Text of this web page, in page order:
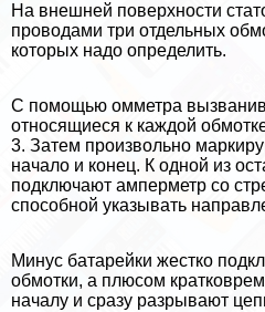
На внешней поверхности
проводами три отдельных
которых надо определить.
С помощью омметра
относящиеся к каждой
3. Затем произвольно
начало и конец. К одной из
подключают амперметр со
способной указывать
Минус батарейки жестко
обмотки, а плюсом
началу и сразу разрывают